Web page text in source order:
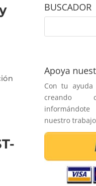
BUSCADOR
Apoya
Con tu ayuda
creando
nuestro